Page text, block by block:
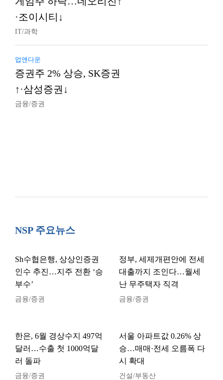
·조이시티↓
IT/과학
업앤다운
증권주 2% 상승, SK증권
↑·삼성증권↓
금융/증권
NSP 주요뉴스
Sh수협은행, 상상인증권
인수 추진…지주 전환 ‘승
부수’
금융/증권
정부, 세제개편안에 전세
대출까지 조인다…월세
난 무주택자 직격
금융/증권
한은, 6월 경상수지 497억
달러…수출 첫 1000억달
러 돌파
금융/증권
서울 아파트값 0.26% 상
승…매매·전세 오름폭 다
시 확대
건설/부동산